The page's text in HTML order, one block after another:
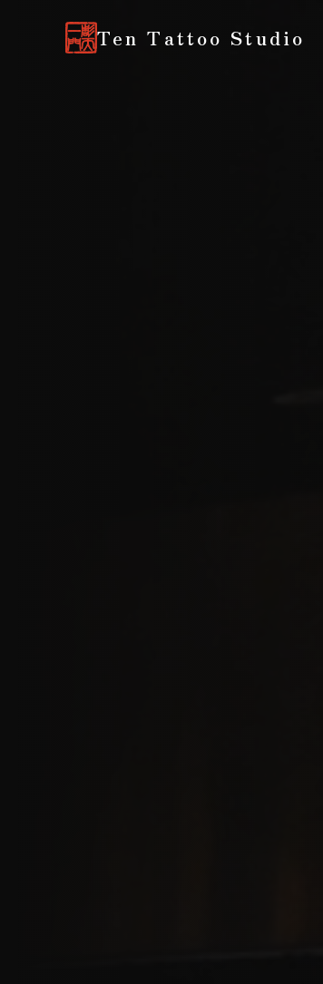
Ten Tattoo Studio